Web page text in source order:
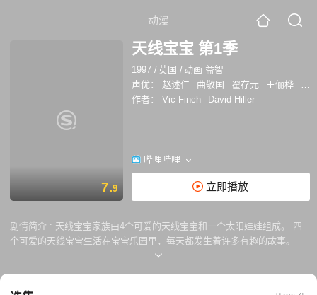
动漫
7.9
天线宝宝 第1季
1997 / 英国 / 动画 益智
声优：
赵述仁 曲敬国 翟存元 王俪桦
唐
作者：
Vic Finch David Hiller
哔哩哔哩
立即播放
剧情简介 : 天线宝宝家族由4个可爱的天线宝宝和一个太阳娃娃组成。 四
个可爱的天线宝宝生活在宝宝乐园里，每天都发生着许多有趣的故事。